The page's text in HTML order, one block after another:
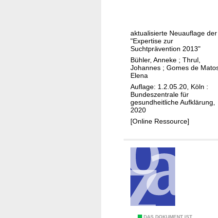
t
i
s
e
z
u
r
S
u
h
p
ä
v
aktualisierte Neuauflage der
"Expertise zur
Suchtprävention 2013"
Bühler, Anneke ; Thrul,
Johannes ; Gomes de
Elena
Auflage: 1.2.05.20, Köln :
Bundeszentrale für
gesundheitliche Aufklärung,
2020
[Online Ressource]
DAS DOKUMENT IST